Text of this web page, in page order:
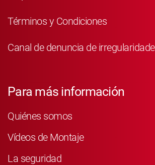
Términos y Condiciones
Canal de denuncia de
Para más información
Quiénes somos
Vídeos de Montaje
La seguridad